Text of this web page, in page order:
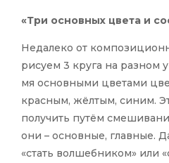
«Три основных цвета и
Недалеко от
рисуем 3 круга на разном
мя основными цветами
красным, жёлтым, синим.
получить путём
они – основные, главные.
«стать волшебником» или